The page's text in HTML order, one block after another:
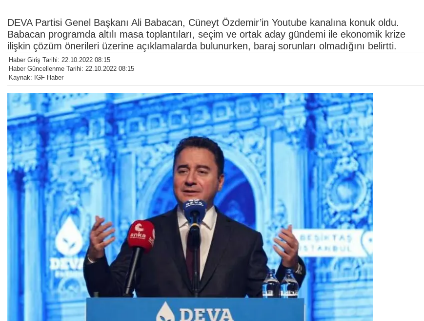
DEVA Partisi Genel Başkanı Ali Babacan, Cüneyt Özdemir’in Youtube kanalına konuk oldu.
Babacan programda altılı masa toplantıları, seçim ve ortak aday gündemi ile ekonomik krize
ilişkin çözüm önerileri üzerine açıklamalarda bulunurken, baraj sorunları olmadığını belirtti.
Haber Giriş Tarihi: 22.10.2022 08:15
Haber Güncellenme Tarihi: 22.10.2022 08:15
Kaynak: İGF Haber